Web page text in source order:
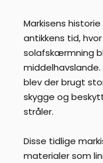
Markisens
antikkens tid,
solafskærmning
blev der brugt
skygge og
stråler.
Disse tidlige
materialer som